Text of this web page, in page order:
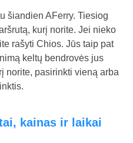
šiandien AFerry. Tiesiog
kurį norite. Jei nieko
rašyti Chios. Jūs taip pat
keltų bendrovės jus
norite, pasirinkti vieną arba